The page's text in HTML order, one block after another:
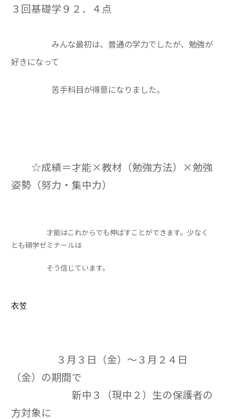
３回基礎学９２．４点
みんな最初は、普通の学力でしたが、勉強が
好きになって
苦手科目が得意になりました。
☆成績＝才能×教材（勉強方法）×勉強
姿勢（努力・集中力）
才能はこれからでも伸ばすことができます。少なく
とも碩学ゼミナールは
そう信じています。
衣笠
３月３日（金）～３月２４日
（金）の期間で
新中３（現中２）生の保護者の
方対象に